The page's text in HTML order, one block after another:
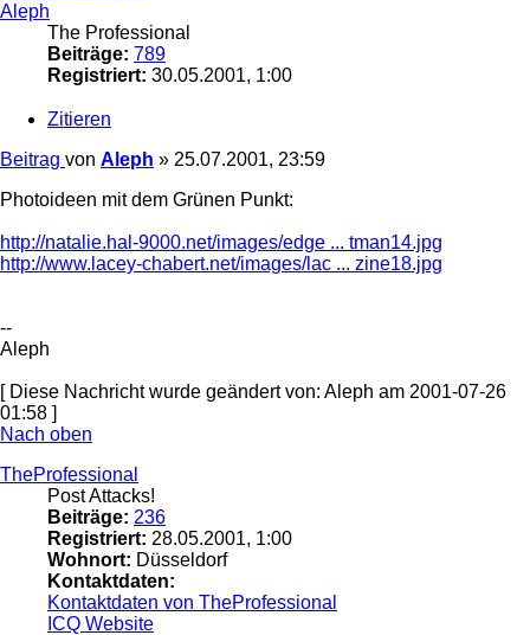
Aleph
The Professional
Beiträge: 789
Registriert: 30.05.2001, 1:00
Zitieren
Beitrag von Aleph » 25.07.2001, 23:59
Photoideen mit dem Grünen Punkt:
http://natalie.hal-9000.net/images/edge ... tman14.jpg
http://www.lacey-chabert.net/images/lac ... zine18.jpg
--
Aleph
[ Diese Nachricht wurde geändert von: Aleph am 2001-07-26
01:58 ]
Nach oben
TheProfessional
Post Attacks!
Beiträge: 236
Registriert: 28.05.2001, 1:00
Wohnort: Düsseldorf
Kontaktdaten:
Kontaktdaten von TheProfessional
ICQ Website